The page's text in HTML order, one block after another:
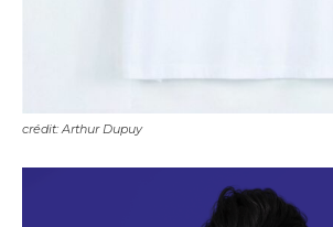
crédit: Arthur Dupuy